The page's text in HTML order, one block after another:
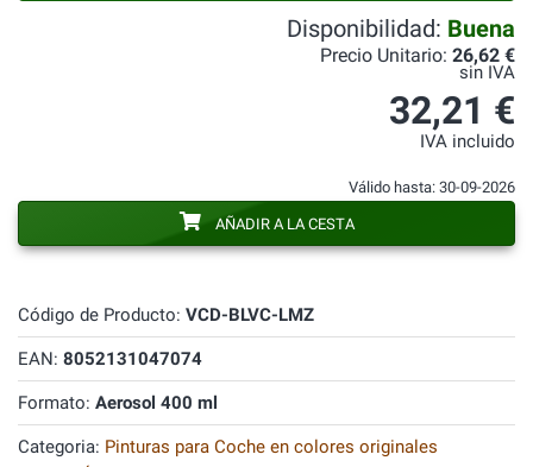
Código de Producto: VCD-BLVC-LMZ
EAN: 8052131047074
Formato: Aerosol 400 ml
Categoria: Pinturas para Coche en colores originales
Disponibilidad: Buena
Precio Unitario: 26,62 €
sin IVA
32,21 €
IVA incluido
Válido hasta: 30-09-2026
AÑADIR A LA CESTA